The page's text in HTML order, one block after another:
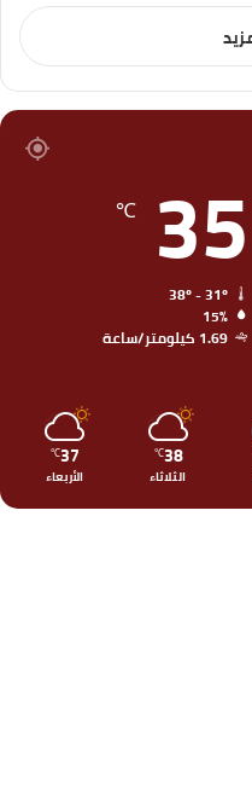
35
℃
15%
1.69 كيلومتر/ساعة
38
℃
الثلاثاء
37
℃
الأربعاء